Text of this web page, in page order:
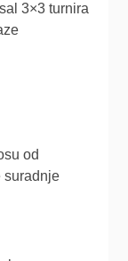
3×3 turnira
od
suradnje